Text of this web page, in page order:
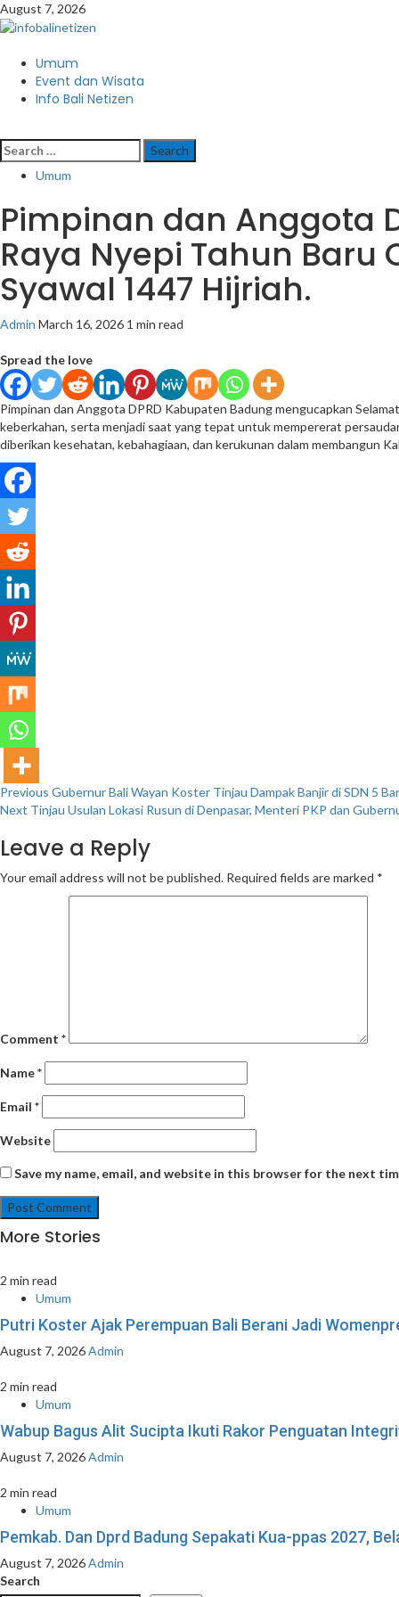
Skip
to
August 7, 2026
Primary
Menu
Umum
Event dan Wisata
Info Bali Netizen
Search
for:
Umum
Pimpinan dan Anggota
Raya Nyepi Tahun Baru
Syawal 1447 Hijriah.
Admin March 16, 2026 1 min read
Spread the love
Pimpinan dan Anggota DPRD Kabupaten Badung mengucapkan
keberkahan, serta menjadi saat yang tepat untuk mempererat
diberikan kesehatan, kebahagiaan, dan kerukunan dalam membangun
Continue
Reading
Previous Gubernur Bali Wayan Koster Tinjau Dampak Banjir di SDN 5
Next Tinjau Usulan Lokasi Rusun di Denpasar, Menteri PKP dan
Leave a Reply
Your email address will not be published. Required fields are marked *
Comment *
Name*
Email *
Website
Save my name, email, and website in this browser for the next
More Stories
2 min read
Umum
Putri Koster Ajak Perempuan Bali Berani Jadi
August 7, 2026Admin
2 min read
Umum
Wabup Bagus Alit Sucipta Ikuti Rakor Penguatan
August 7, 2026Admin
2 min read
Umum
Pemkab. Dan Dprd Badung Sepakati Kua-ppas 2027,
August 7, 2026Admin
Search